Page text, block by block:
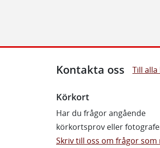
Kontakta oss Till
Körkort
Har du frågor angående
körkortsprov eller
Skriv till oss om frågor